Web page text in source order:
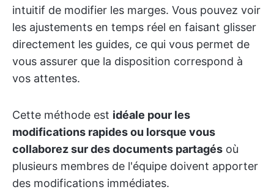
intuitif de modifier les marges. Vous pouvez voir
les ajustements en temps réel en faisant glisser
directement les guides, ce qui vous permet de
vous assurer que la disposition correspond à
vos attentes.
Cette méthode est idéale pour les
modifications rapides ou lorsque vous
collaborez sur des documents partagés où
plusieurs membres de l'équipe doivent apporter
des modifications immédiates.